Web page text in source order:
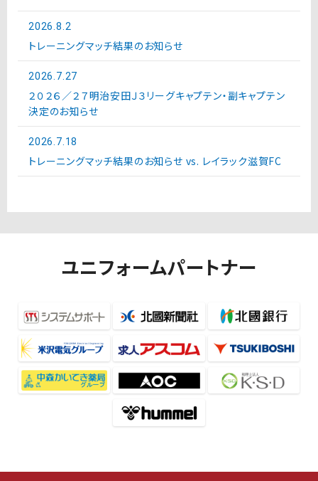
2026.8.2
トレーニングマッチ結果のお知らせ
2026.7.27
２０２６／２７明治安田Ｊ３リーグキャプテン・副キャプテン
決定のお知らせ
2026.7.18
トレーニングマッチ結果のお知らせ vs. レイラック滋賀FC
ユニフォームパートナー